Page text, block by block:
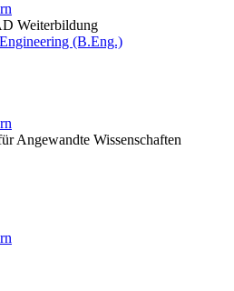
Weiterbildung
(B.Eng.)
Angewandte Wissenschaften